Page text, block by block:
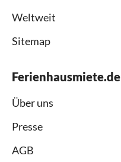
Weltweit
Sitemap
Ferienhausmiete.de
Über uns
Presse
AGB